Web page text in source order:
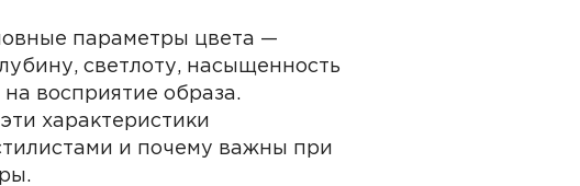
параметры цвета —
светлоту, насыщенность
восприятие образа.
характеристики
и почему важны при